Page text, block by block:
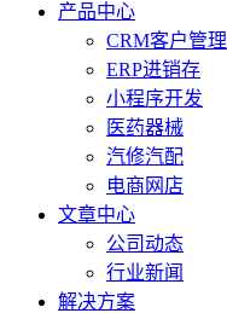
产品中心
CRM客户管理
ERP进销存
小程序开发
医药器械
汽修汽配
电商网店
文章中心
公司动态
行业新闻
解决方案